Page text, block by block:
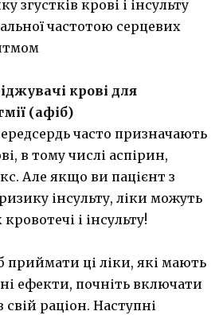
згустків крові і інсульту
частотою серцевих
крові для
(афіб)
часто призначають
в тому числі аспірин,
Але якщо ви пацієнт з
інсульту, ліки можуть
і інсульту!
приймати ці ліки, які мають
ефекти, почніть включати
раціон. Наступні